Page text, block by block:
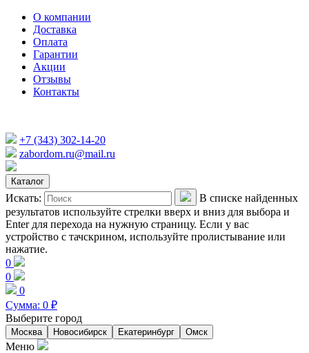
О компании
Доставка
Оплата
Гарантии
Акции
Отзывы
Контакты
+7 (343) 302-14-20
zabordom.ru@mail.ru
Каталог
Искать:
В списке найденных
результатов используйте стрелки вверх и вниз для выбора и
Enter для перехода на нужную страницу. Если у вас
устройство с тачскрином, используйте пролистывание или
нажатие.
0
0
0
Сумма: 0 ₽
Выберите город
Москва Новосибирск Екатеринбург Омск
Меню